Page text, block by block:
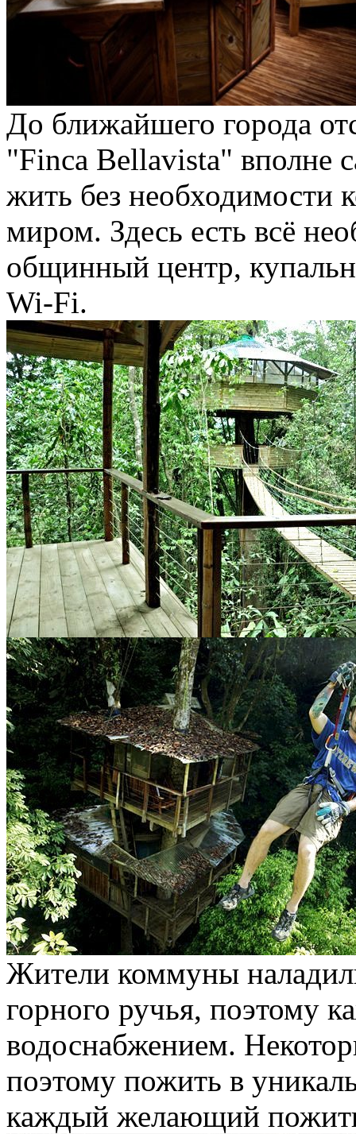
До ближайшего города
"Finca Bellavista" вполне
жить без необходимости
миром. Здесь есть всё
общинный центр,
Wi-Fi.
Жители коммуны
горного ручья, поэтому
водоснабжением.
поэтому пожить в
каждый желающий